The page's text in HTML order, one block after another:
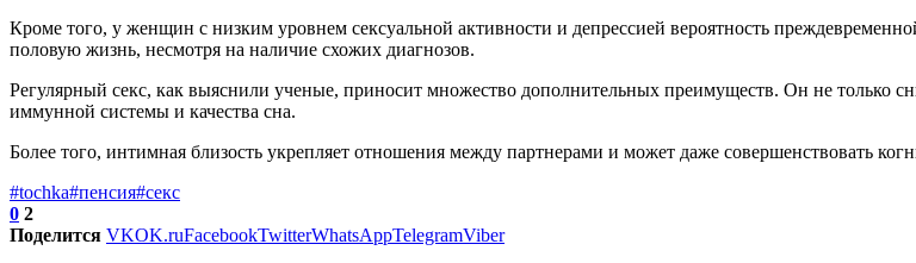
Кроме того, у женщин с низким уровнем сексуальной активности и депрессией вероятность
половую жизнь, несмотря на наличие схожих диагнозов.
Регулярный секс, как выяснили ученые, приносит множество дополнительных преимуществ. Он не только
иммунной системы и качества сна.
Более того, интимная близость укрепляет отношения между партнерами и может даже совершенствовать
#tochka#пенсия#секс
0 2
Поделится VKOK.ruFacebookTwitterWhatsAppTelegramViber